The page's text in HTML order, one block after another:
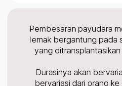
Pembesaran payudara
lemak bergantung pada
yang
Durasinya akan
bervariasi dari orang